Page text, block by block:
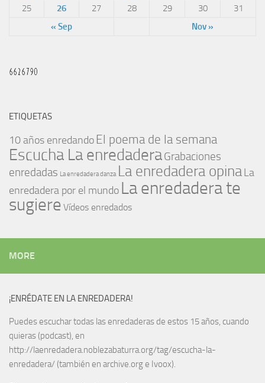
« Sep Nov »
25
26 27 28 29 30 31
ETIQUETAS
10 años enredando El poema de la semana
Escucha La enredaderaGrabaciones
enredadas La enredadera danza La enredadera opinaLa
enredadera por el mundo La enredadera te
sugiere Vídeos enredados
MORE
¡ENRÉDATE EN LA ENREDADERA!
Puedes escuchar todas las enredaderas de estos 15 años, cuando
quieras (podcast), en
http://laenredadera.noblezabaturra.org/tag/escucha-la-
enredadera/ (también en archive.org e Ivoox).